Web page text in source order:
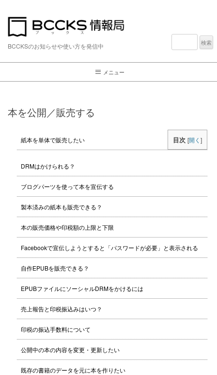
BCCKSのお知らせや使い方を発信中
検
メニュー
本を公開／販売する
目次 [開く ]
紙本を単体で販売したい
DRMはかけられる？
ブログパーツを使って本を宣伝する
製本済みの紙本も販売できる？
本の販売価格や印税額の上限と下限
Facebookで宣伝しようとすると「パスワードが必要」と表示される
自作EPUBを販売できる？
EPUBファイルにソーシャルDRMをかけるには
売上報告と印税振込みはいつ？
印税の振込手数料について
公開中の本の内容を変更・更新したい
既存の書籍のデータを元に本を作りたい